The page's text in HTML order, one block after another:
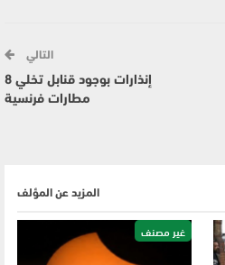
التالي
إنذارات بوجود قنابل تخلي 8
مطارات فرنسية
المزيد عن المؤلف
غير مصنف